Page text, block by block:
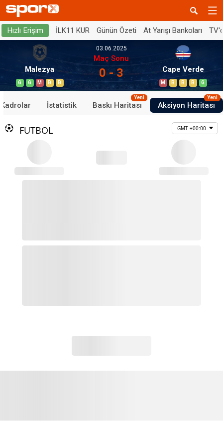
Hızlı Erişim İLK11 KUR Günün Özeti At Yarışı Bankoları
Malezya
G G M B B
03.06.2025
Maç Sonu
0 - 3 Cape Verde
M B B B G
Kadrolar İstatistik Baskı Haritası
Yeni
Aksiyon Haritası
Yeni
FUTBOL GMT +00:00